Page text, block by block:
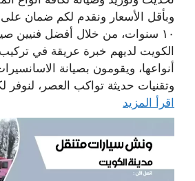
وبأقل الأسعار ونقدم لكم ضمان
١٠ سنوات، من خلال أفضل فنيين
الكويت لديهم خبرة عريقة في
أنواعها، ويقومون بصيانة
وتقنيات حديثة تواكب العصر،
اقرأ المزيد